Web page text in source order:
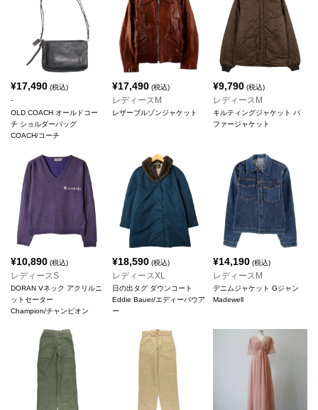
¥17,490 (税込)
-
OLD COACH オールドコー
チ ショルダーバッグ
COACH/コーチ
¥17,490(税込)
レディースM
レザーブルゾンジャケット
¥9,790 (税込)
レディースM
キルティングジャケット パ
ファージャケット
¥10,890 (税込)
レディースS
DORAN Vネック アクリルニ
ットセーター
Champion/チャンピオン
¥18,590(税込)
レディースXL
日の出タグ ダウンコート
Eddie Bauer/エディーバウア
ー
¥14,190 (税込)
レディースM
デニムジャケット Gジャン
Madewell